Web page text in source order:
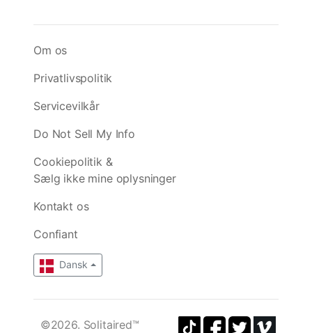
Om os
Privatlivspolitik
Servicevilkår
Do Not Sell My Info
Cookiepolitik &
Sælg ikke mine oplysninger
Kontakt os
Confiant
Dansk
©2026. Solitaired™